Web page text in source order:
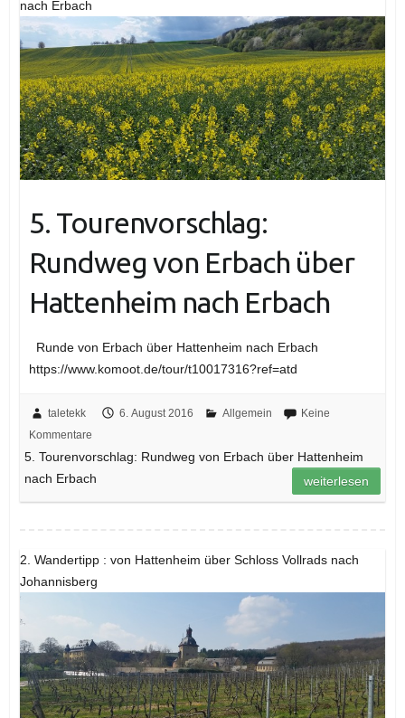
nach Erbach
5. Tourenvorschlag:
Rundweg von Erbach über
Hattenheim nach Erbach
Runde von Erbach über Hattenheim nach Erbach
https://www.komoot.de/tour/t10017316?ref=atd
taletekk 6. August 2016 Allgemein
Keine
Kommentare
5. Tourenvorschlag: Rundweg von Erbach über Hattenheim
nach Erbach
weiterlesen
2. Wandertipp : von Hattenheim über Schloss Vollrads nach
Johannisberg